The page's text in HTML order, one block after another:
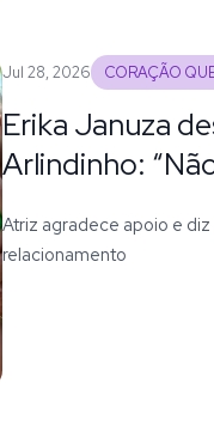
Jul 28, 2026 CORAÇÃO
Erika Januza
Arlindinho:
Atriz agradece apoio e
relacionamento